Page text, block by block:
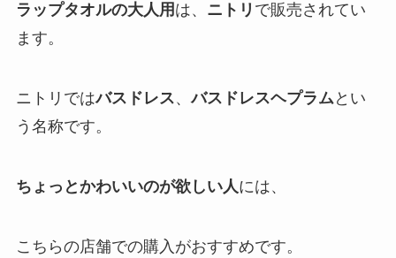
ラップタオルの大人用 は、 ニトリ で販売されてい
ます。
ニトリではバスドレス、バスドレスヘプラムとい
う名称です。
ちょっとかわいいのが欲しい人 には、
こちらの店舗での購入がおすすめです。